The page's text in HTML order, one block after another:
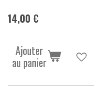
14,00 €
Ajouter
au panier